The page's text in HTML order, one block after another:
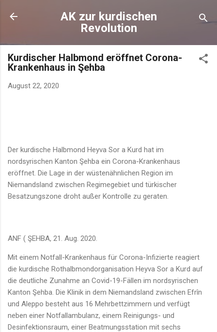
Direkt zum Hauptbereich
AK zur kurdischen
Revolution
Kurdischer Halbmond eröffnet Corona-
Krankenhaus in Şehba
August 22, 2020
Der kurdische Halbmond Heyva Sor a Kurd hat im
nordsyrischen Kanton Şehba ein Corona-Krankenhaus
eröffnet. Die Lage in der wüstenähnlichen Region im
Niemandsland zwischen Regimegebiet und türkischer
Besatzungszone droht außer Kontrolle zu geraten.
ANF ( ŞEHBA, 21. Aug. 2020.
Mit einem Notfall-Krankenhaus für Corona-Infizierte reagiert
die kurdische Rothalbmondorganisation Heyva Sor a Kurd auf
die deutliche Zunahme an Covid-19-Fällen im nordsyrischen
Kanton Şehba. Die Klinik in dem Niemandsland zwischen Efrîn
und Aleppo besteht aus 16 Mehrbettzimmern und verfügt
neben einer Notfallambulanz, einem Reinigungs- und
Desinfektionsraum, einer Beatmungsstation mit sechs